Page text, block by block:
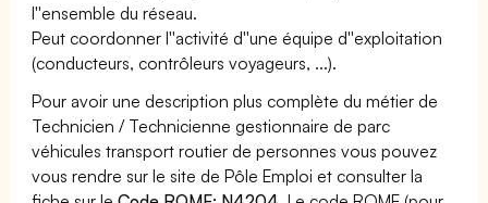
l''ensemble du réseau.
Peut coordonner l''activité d''une équipe d''exploitation
(conducteurs, contrôleurs voyageurs, ...).
Pour avoir une description plus complète du métier de
Technicien / Technicienne gestionnaire de parc
véhicules transport routier de personnes vous pouvez
vous rendre sur le site de Pôle Emploi et consulter la